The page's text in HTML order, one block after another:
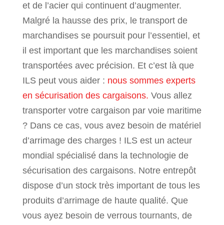
et de l’acier qui continuent d’augmenter.
Malgré la hausse des prix, le transport de
marchandises se poursuit pour l’essentiel, et
il est important que les marchandises soient
transportées avec précision. Et c’est là que
ILS peut vous aider : nous sommes experts
en sécurisation des cargaisons. Vous allez
transporter votre cargaison par voie maritime
? Dans ce cas, vous avez besoin de matériel
d’arrimage des charges ! ILS est un acteur
mondial spécialisé dans la technologie de
sécurisation des cargaisons. Notre entrepôt
dispose d’un stock très important de tous les
produits d’arrimage de haute qualité. Que
vous ayez besoin de verrous tournants, de